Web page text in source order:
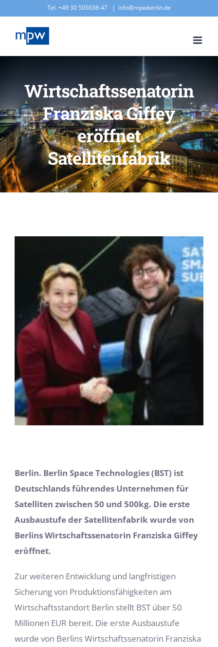
springen
Tel. +49 30 505638-47 | info@mpwberlin.de
Wirtschaftssenatorin
Franziska Giffey
eröffnet
Satellitenfabrik
Berlin. Berlin Space Technologies (BST) ist
Deutschlands führendes Unternehmen für
Satelliten zwischen 50 und 500kg. Die erste
Ausbaustufe der Satellitenfabrik wurde von
Berlins Wirtschaftssenatorin Franziska Giffey
eröffnet.
Zur weiteren Entwicklung und langfristigen
Sicherung von Produktionsfähigkeiten am
Wirtschaftsstandort Berlin stellt BST über 50
Millionen EUR bereit. Die erste Ausbaustufe
wurde von Berlins Wirtschaftssenatorin Franziska